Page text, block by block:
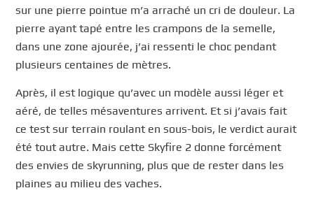
sur une pierre pointue m’a arraché un cri de douleur. La
pierre ayant tapé entre les crampons de la semelle,
dans une zone ajourée, j’ai ressenti le choc pendant
plusieurs centaines de mètres.
Après, il est logique qu’avec un modèle aussi léger et
aéré, de telles mésaventures arrivent. Et si j’avais fait
ce test sur terrain roulant en sous-bois, le verdict aurait
été tout autre. Mais cette Skyfire 2 donne forcément
des envies de skyrunning, plus que de rester dans les
plaines au milieu des vaches.